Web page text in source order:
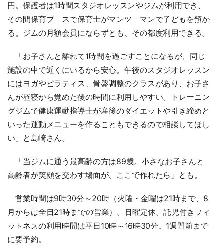
円。保護者は1時間スタジオレッスンやジムが利用でき、
その間保育ブースで保育士がマンツーマンで子どもを預か
る。ジムの月額会員にならずとも、その都度利用できる。
「お子さんと離れて1時間を過ごすことになるが、同じ
施設の中で近くにいるから安心。午後のスタジオレッスン
にはヨガやピラティス、骨盤調整のクラスがあり、お子さ
んが昼寝から覚めた後の時間に利用しやすい。トレーニン
グジムで健康運動指導士が産後のダイエットや引き締めと
いった運動メニューを作ることもできるので相談してほし
い」と島崎さん。
「当ジムに通う最高齢の方は89歳。小さなお子さんと
高齢者が笑顔を交わす場面が、ここで作れたら」とも。
営業時間は9時30分～20時（火曜・金曜は21時まで、8
月からは全日21時までの営業）。日曜定休。託児付きフィ
ットネスの利用時間は平日10時～16時30分。1週間前まで
に要予約。